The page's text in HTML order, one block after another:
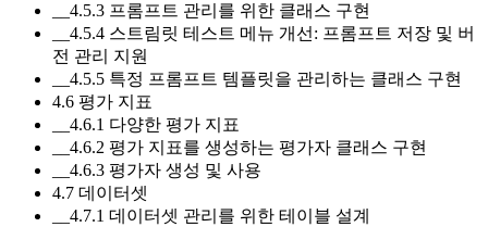
__4.5.3 프롬프트 관리를 위한 클래스 구현
__4.5.4 스트림릿 테스트 메뉴 개선: 프롬프트 저장 및 버
전 관리 지원
__4.5.5 특정 프롬프트 템플릿을 관리하는 클래스 구현
4.6 평가 지표
__4.6.1 다양한 평가 지표
__4.6.2 평가 지표를 생성하는 평가자 클래스 구현
__4.6.3 평가자 생성 및 사용
4.7 데이터셋
__4.7.1 데이터셋 관리를 위한 테이블 설계